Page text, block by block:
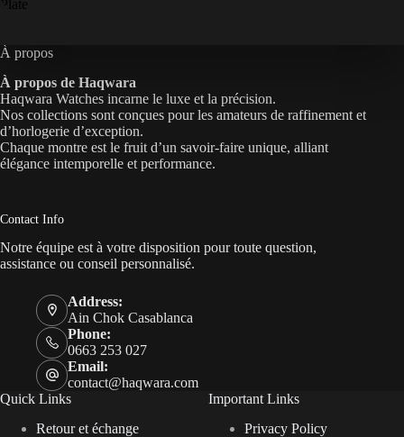
À propos
À propos de Haqwara
Haqwara Watches incarne le luxe et la précision.
Nos collections sont conçues pour les amateurs de raffinement et
d’horlogerie d’exception.
Chaque montre est le fruit d’un savoir-faire unique, alliant
élégance intemporelle et performance.
Contact Info
Notre équipe est à votre disposition pour toute question,
assistance ou conseil personnalisé.
Address:
Ain Chok Casablanca
Phone:
0663 253 027
Email:
contact@haqwara.com
Quick Links
Retour et échange
Important Links
Privacy Policy